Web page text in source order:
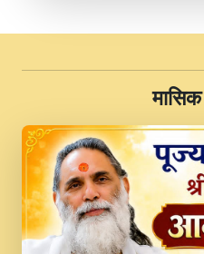
II Swami Gyananand
JINU SATGURU
Pawan ji 20-11-19
PRABHU KUTEER
Kina Sohna Tera
Vaishno Devi Aarti
Lakhwinder Wadali